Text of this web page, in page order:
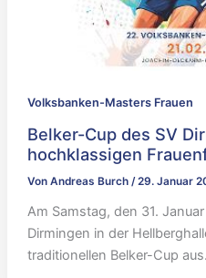
Volksbanken-Masters Frauen
Belker-Cup des SV
hochklassigen
Von Andreas Burch /29. Januar
Am Samstag, den 31.
Dirmingen in der
traditionellen Belker-Cup aus.